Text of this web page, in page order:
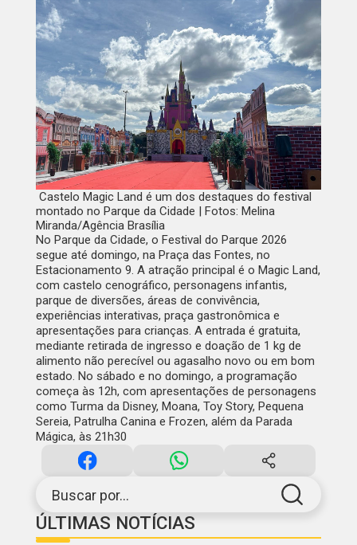
Buscar por...
ÚLTIMAS NOTÍCIAS
Castelo Magic Land é um dos destaques do festival
montado no Parque da Cidade | Fotos: Melina
Miranda/Agência Brasília
No Parque da Cidade, o Festival do Parque 2026
segue até domingo, na Praça das Fontes, no
Estacionamento 9. A atração principal é o Magic Land,
com castelo cenográfico, personagens infantis,
parque de diversões, áreas de convivência,
experiências interativas, praça gastronômica e
apresentações para crianças. A entrada é gratuita,
mediante retirada de ingresso e doação de 1 kg de
alimento não perecível ou agasalho novo ou em bom
estado. No sábado e no domingo, a programação
começa às 12h, com apresentações de personagens
como Turma da Disney, Moana, Toy Story, Pequena
Sereia, Patrulha Canina e Frozen, além da Parada
Mágica, às 21h30